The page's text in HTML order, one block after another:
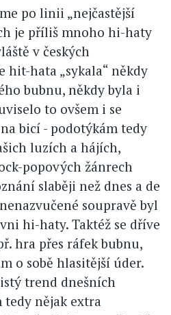
po linii „nejčastější
je příliš mnoho hi-haty
v českých
hit-hata „sykala“ někdy
bubnu, někdy byla i
to ovšem i se
bicí - podotýkám tedy
luzích a hájích,
popových žánrech
slaběji než dnes a de
soupravě byl
hi-haty. Taktéž se dříve
hra přes ráfek bubnu,
o sobě hlasitější úder.
trend dnešních
tedy nějak extra